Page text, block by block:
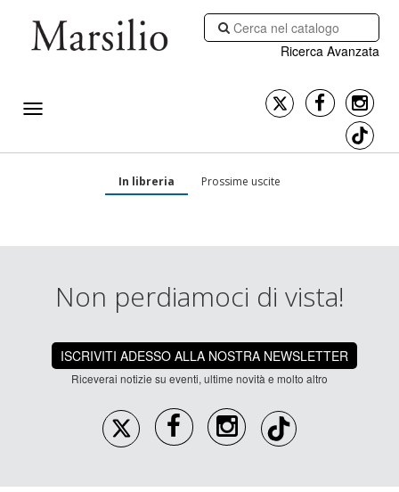
Ricerca Avanzata
In libreria Prossime uscite
Non perdiamoci di vista!
ISCRIVITI ADESSO ALLA NOSTRA NEWSLETTER
Riceverai notizie su eventi, ultime novità e molto altro